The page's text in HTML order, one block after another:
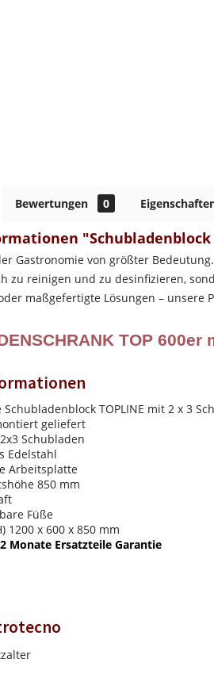
Bewertungen 0
"Schubladenblock
Gastronomie von größter
zu reinigen und zu desinfizieren,
maßgefertigte Lösungen –
TOP 600er
Schubladenblock TOPLINE mit 2 x 3
geliefert
Schubladen
Edelstahl
Arbeitsplatte
850 mm
Füße
1200 x 600 x 850 mm
Monate Ersatzteile Garantie